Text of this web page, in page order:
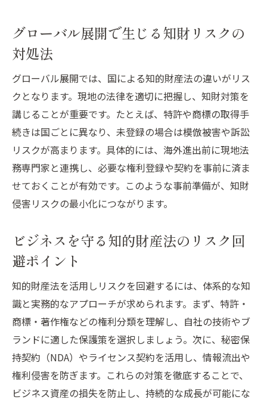
グローバル展開で生じる知財リスクの
対処法
グローバル展開では、国による知的財産法の違いがリス
クとなります。現地の法律を適切に把握し、知財対策を
講じることが重要です。たとえば、特許や商標の取得手
続きは国ごとに異なり、未登録の場合は模倣被害や訴訟
リスクが高まります。具体的には、海外進出前に現地法
務専門家と連携し、必要な権利登録や契約を事前に済ま
せておくことが有効です。このような事前準備が、知財
侵害リスクの最小化につながります。
ビジネスを守る知的財産法のリスク回
避ポイント
知的財産法を活用しリスクを回避するには、体系的な知
識と実務的なアプローチが求められます。まず、特許・
商標・著作権などの権利分類を理解し、自社の技術やブ
ランドに適した保護策を選択しましょう。次に、秘密保
持契約（NDA）やライセンス契約を活用し、情報流出や
権利侵害を防ぎます。これらの対策を徹底することで、
ビジネス資産の損失を防止し、持続的な成長が可能にな